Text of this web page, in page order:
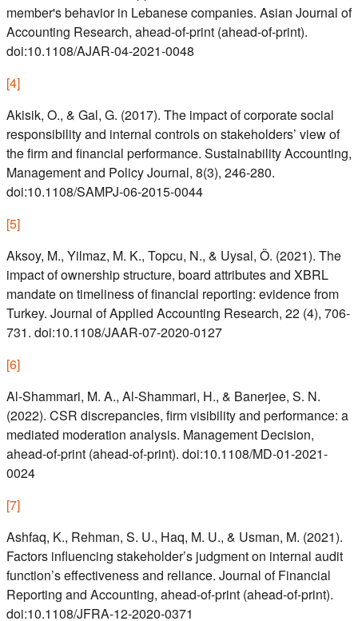
member's behavior in Lebanese companies. Asian Journal of
Accounting Research, ahead-of-print (ahead-of-print).
doi:10.1108/AJAR-04-2021-0048
[4]
Akisik, O., & Gal, G. (2017). The impact of corporate social
responsibility and internal controls on stakeholders’ view of
the firm and financial performance. Sustainability Accounting,
Management and Policy Journal, 8(3), 246-280.
doi:10.1108/SAMPJ-06-2015-0044
[5]
Aksoy, M., Yilmaz, M. K., Topcu, N., & Uysal, Ö. (2021). The
impact of ownership structure, board attributes and XBRL
mandate on timeliness of financial reporting: evidence from
Turkey. Journal of Applied Accounting Research, 22 (4), 706-
731. doi:10.1108/JAAR-07-2020-0127
[6]
Al-Shammari, M. A., Al-Shammari, H., & Banerjee, S. N.
(2022). CSR discrepancies, firm visibility and performance: a
mediated moderation analysis. Management Decision,
ahead-of-print (ahead-of-print). doi:10.1108/MD-01-2021-
0024
[7]
Ashfaq, K., Rehman, S. U., Haq, M. U., & Usman, M. (2021).
Factors influencing stakeholder’s judgment on internal audit
function’s effectiveness and reliance. Journal of Financial
Reporting and Accounting, ahead-of-print (ahead-of-print).
doi:10.1108/JFRA-12-2020-0371